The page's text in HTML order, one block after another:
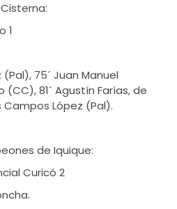
1
75´ Juan Manuel
81´ Agustín Farías, de
Campos López (Pal).
de Iquique:
Curicó 2